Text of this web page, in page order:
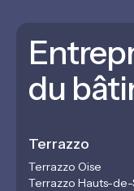
du
Terrazzo
Terrazzo Oise
Terrazzo Hauts-